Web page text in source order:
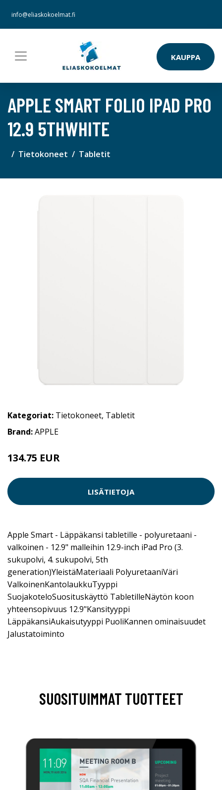
info@eliaskokoelmat.fi
KAUPPA
APPLE SMART FOLIO IPAD PRO
12.9 5THWHITE
Tietokoneet Tabletit
Kategoriat: Tietokoneet, Tabletit
Brand:APPLE
134.75 EUR
LISÄTIETOJA
Apple Smart - Läppäkansi tabletille - polyuretaani -
valkoinen - 12.9" malleihin 12.9-inch iPad Pro (3.
sukupolvi, 4. sukupolvi, 5th
generation)YleistäMateriaali PolyuretaaniVäri
ValkoinenKantolaukkuTyyppi
SuojakoteloSuosituskäyttö TabletilleNäytön koon
yhteensopivuus 12.9"Kansityyppi
LäppäkansiAukaisutyyppi PuoliKannen ominaisuudet
Jalustatoiminto
SUOSITUIMMAT TUOTTEET